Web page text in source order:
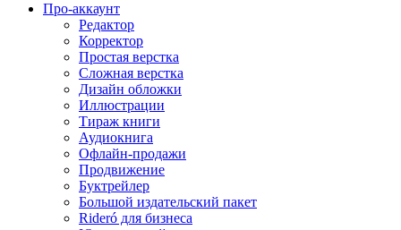
Про-аккаунт
Редактор
Корректор
Простая верстка
Сложная верстка
Дизайн обложки
Иллюстрации
Тираж книги
Аудиокнига
Офлайн-продажи
Продвижение
Буктрейлер
Большой издательский пакет
Rideró для бизнеса